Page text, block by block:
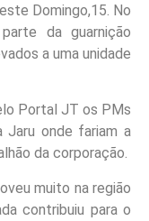
Domingo,15. No
da guarnição
a uma unidade
Portal JT os PMs
Jaru onde fariam a
da corporação.
muito na região
contribuiu para o